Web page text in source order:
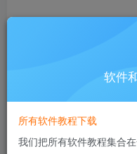
软件
所有软件教程下载
我们把所有软件教程集合